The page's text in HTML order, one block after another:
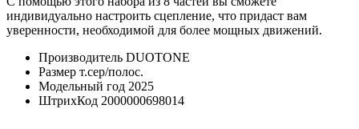
индивидуально настроить сцепление, что придаст вам
уверенности, необходимой для более мощных движений.
Производитель DUOTONE
Размер т.сер/полос.
Модельный год 2025
ШтрихКод 2000000698014